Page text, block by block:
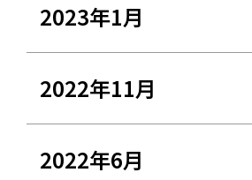
2023年1月
2022年11月
2022年6月